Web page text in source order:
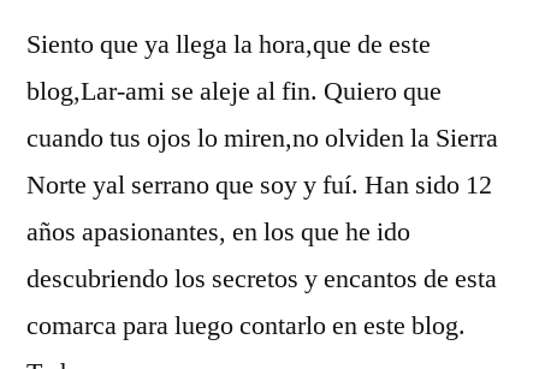
Siento que ya llega la hora,que de este
blog,Lar-ami se aleje al fin. Quiero que
cuando tus ojos lo miren,no olviden la Sierra
Norte yal serrano que soy y fuí. Han sido 12
años apasionantes, en los que he ido
descubriendo los secretos y encantos de esta
comarca para luego contarlo en este blog.